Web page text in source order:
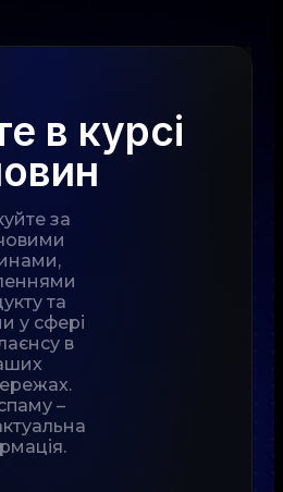
в курсі
за
та
у сфері
в
–